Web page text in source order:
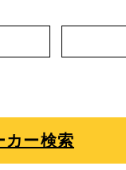
カー検索